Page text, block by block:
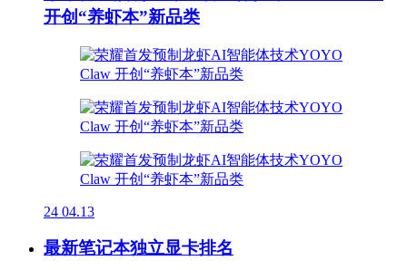
开创“养虾本”新品类
24 04.13
最新笔记本独立显卡排名